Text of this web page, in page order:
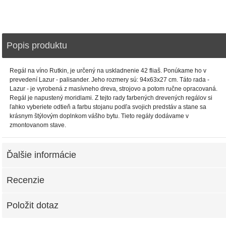
Popis produktu
Regál na víno ​​Rutkin, je určený na uskladnenie 42 fliaš. Ponúkame ho v
prevedení Lazur - palisander. Jeho rozmery sú: 94x63x27 cm. Táto rada -
Lazur - je vyrobená z masívneho dreva, strojovo a potom ručne opracovaná.
Regál je napustený moridlami. Z tejto rady farbených drevených regálov si
ľahko vyberiete odtieň a farbu stojanu podľa svojich predstáv a stane sa
krásnym štýlovým doplnkom vášho bytu. Tieto regály dodávame v
zmontovanom stave.
Ďalšie informácie
Recenzie
Položit dotaz